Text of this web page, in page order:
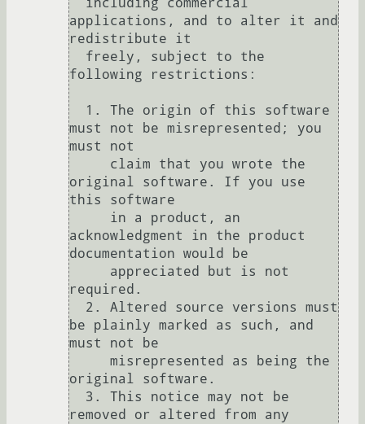
applications, and to alter it and
redistribute it
following restrictions:
must not be misrepresented; you
must not
original software. If you use
this software
acknowledgment in the product
documentation would be
required.
be plainly marked as such, and
must not be
original software.
removed or altered from any